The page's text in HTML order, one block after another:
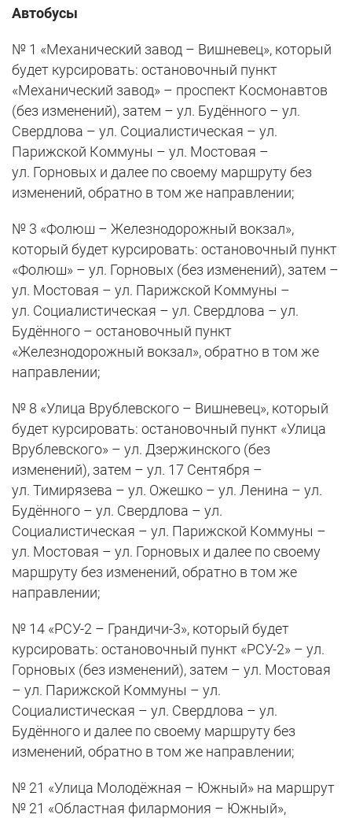
Автобусы
№ 1 «Механический завод – Вишневец», который
будет курсировать: остановочный пункт
«Механический завод» – проспект Космонавтов
(без изменений), затем – ул. Будённого – ул.
Свердлова – ул. Социалистическая – ул.
Парижской Коммуны – ул. Мостовая –
ул. Горновых и далее по своему маршруту без
изменений, обратно в том же направлении;
№ 3 «Фолюш – Железнодорожный вокзал»,
который будет курсировать: остановочный пункт
«Фолюш» – ул. Горновых (без изменений), затем –
ул. Мостовая – ул. Парижской Коммуны –
ул. Социалистическая – ул. Свердлова – ул.
Будённого – остановочный пункт
«Железнодорожный вокзал», обратно в том же
направлении;
№ 8 «Улица Врублевского – Вишневец», который
будет курсировать: остановочный пункт «Улица
Врублевского» – ул. Дзержинского (без
изменений), затем – ул. 17 Сентября –
ул. Тимирязева – ул. Ожешко – ул. Ленина – ул.
Будённого – ул. Свердлова – ул.
Социалистическая – ул. Парижской Коммуны –
ул. Мостовая – ул. Горновых и далее по своему
маршруту без изменений, обратно в том же
направлении;
№ 14 «РСУ-2 – Грандичи-3», который будет
курсировать: остановочный пункт «РСУ-2» – ул.
Горновых (без изменений), затем – ул. Мостовая
– ул. Парижской Коммуны – ул.
Социалистическая – ул. Свердлова – ул.
Будённого и далее по своему маршруту без
изменений, обратно в том же направлении;
№ 21 «Улица Молодёжная – Южный» на маршрут
№ 21 «Областная филармония – Южный»,